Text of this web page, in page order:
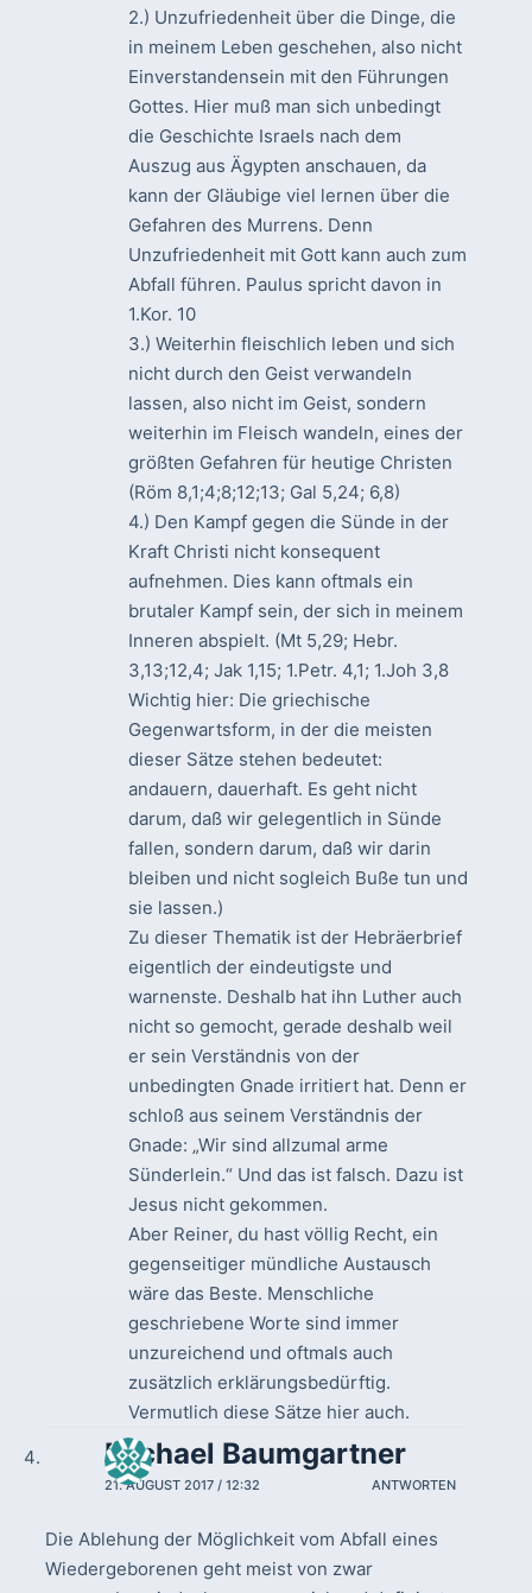
2.) Unzufriedenheit über die Dinge, die
in meinem Leben geschehen, also nicht
Einverstandensein mit den Führungen
Gottes. Hier muß man sich unbedingt
die Geschichte Israels nach dem
Auszug aus Ägypten anschauen, da
kann der Gläubige viel lernen über die
Gefahren des Murrens. Denn
Unzufriedenheit mit Gott kann auch zum
Abfall führen. Paulus spricht davon in
1.Kor. 10
3.) Weiterhin fleischlich leben und sich
nicht durch den Geist verwandeln
lassen, also nicht im Geist, sondern
weiterhin im Fleisch wandeln, eines der
größten Gefahren für heutige Christen
(Röm 8,1;4;8;12;13; Gal 5,24; 6,8)
4.) Den Kampf gegen die Sünde in der
Kraft Christi nicht konsequent
aufnehmen. Dies kann oftmals ein
brutaler Kampf sein, der sich in meinem
Inneren abspielt. (Mt 5,29; Hebr.
3,13;12,4; Jak 1,15; 1.Petr. 4,1; 1.Joh 3,8
Wichtig hier: Die griechische
Gegenwartsform, in der die meisten
dieser Sätze stehen bedeutet:
andauern, dauerhaft. Es geht nicht
darum, daß wir gelegentlich in Sünde
fallen, sondern darum, daß wir darin
bleiben und nicht sogleich Buße tun und
sie lassen.)
Zu dieser Thematik ist der Hebräerbrief
eigentlich der eindeutigste und
warnenste. Deshalb hat ihn Luther auch
nicht so gemocht, gerade deshalb weil
er sein Verständnis von der
unbedingten Gnade irritiert hat. Denn er
schloß aus seinem Verständnis der
Gnade: „Wir sind allzumal arme
Sünderlein.“ Und das ist falsch. Dazu ist
Jesus nicht gekommen.
Aber Reiner, du hast völlig Recht, ein
gegenseitiger mündliche Austausch
wäre das Beste. Menschliche
geschriebene Worte sind immer
unzureichend und oftmals auch
zusätzlich erklärungsbedürftig.
Vermutlich diese Sätze hier auch.
Michael Baumgartner
21. AUGUST 2017 / 12:32 ANTWORTEN
Die Ablehung der Möglichkeit vom Abfall eines
Wiedergeborenen geht meist von zwar